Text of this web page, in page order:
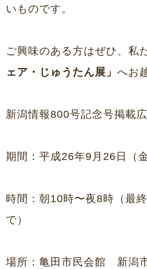
いものです。
ご興味のある方はぜひ、私
ェア・じゅうたん展」 へお
新潟情報800号記念号掲載
期間：平成26年9月26日（
時間：朝10時〜夜8時（最
で）
場所：亀田市民会館 新潟